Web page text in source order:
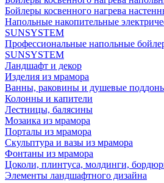
Бойлеры косвенного нагрева
Напольные накопительные
SUNSYSTEM
Профессиональные напольные
SUNSYSTEM
Ландшафт и декор
Изделия из мрамора
Ванны, раковины и душевые
Колонны и капители
Лестницы, балясины
Мозаика из мрамора
Порталы из мрамора
Скульптура и вазы из мрамора
Фонтаны из мрамора
Цоколи, плинтуса, молдинги,
Элементы ландшафтного дизайна